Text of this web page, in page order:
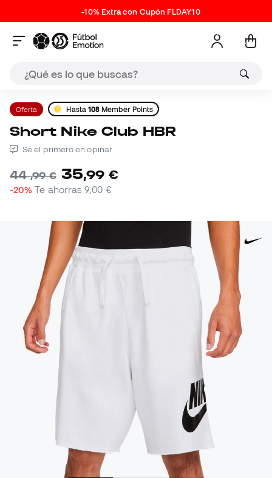
-10% Extra con Cupón FLDAY10
Oferta Hasta 108 Member Points
Short Nike Club HBR
Sé el primero en opinar
44,99 € 35,99 €
-20% Te ahorras9,00 €